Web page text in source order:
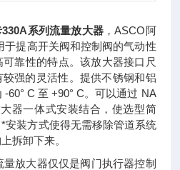
系列流量放大器 ，ASCO阿
于提高开关阀和控制阀的气动性
靠性的特点。该放大器接口尺
强的灵活性。提供不锈钢和铝
60° C 至 +90° C。可以通过 NA
器一体式安装结合，使选型简
安装方式使得无需移除管道系统
拆卸下来。
放大器仅仅是阀门执行器控制